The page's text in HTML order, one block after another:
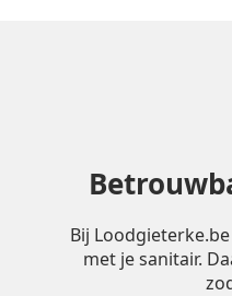
Bij
met je sanitair.